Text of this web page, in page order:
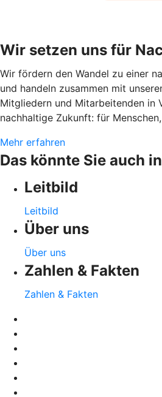
Wir setzen uns für
Wir fördern den Wandel zu einer
und handeln zusammen mit
Mitgliedern und Mitarbeitenden in
nachhaltige Zukunft: für
Mehr erfahren
Das könnte Sie auch
Leitbild
Leitbild
Über uns
Über uns
Zahlen & Fakten
Zahlen & Fakten